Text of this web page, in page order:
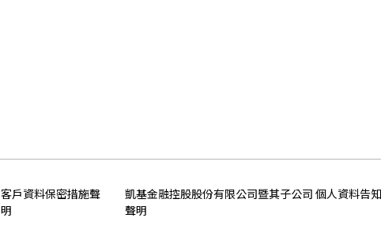
客戶資料保密措施聲
明
凱基金融控股股份有限公司暨其子公司 個人資料告
聲明